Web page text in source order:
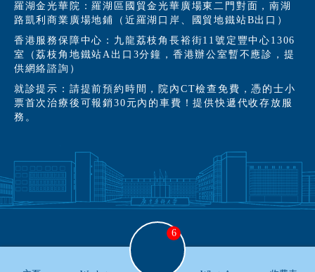
羅湖金光華院：羅湖區國貿金光華廣場東二門對面，南湖
路凱利商業廣場地鋪（近羅湖口岸、國貿地鐵站B出口）
香港服務保障中心：九龍荔枝角長裕街11號定豐中心1306
室（荔枝角地鐵站A出口3分鐘，香港辦公室暫不應診，提
供網絡諮詢）
就診提示：請提前預約時間，院內CT檢查免費，憑的士小
票首次治療後可報銷30元內的車費！提供快遞代收存放服
務。
6